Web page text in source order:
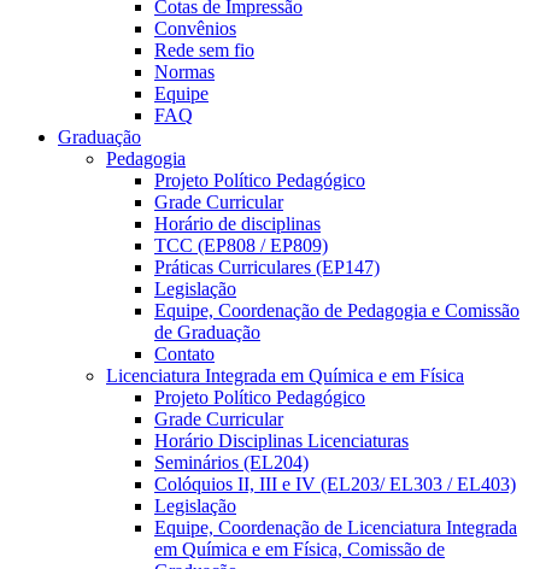
Cotas de Impressão
Convênios
Rede sem fio
Normas
Equipe
FAQ
Graduação
Pedagogia
Projeto Político Pedagógico
Grade Curricular
Horário de disciplinas
TCC (EP808 / EP809)
Práticas Curriculares (EP147)
Legislação
Equipe, Coordenação de Pedagogia e Comissão
de Graduação
Contato
Licenciatura Integrada em Química e em Física
Projeto Político Pedagógico
Grade Curricular
Horário Disciplinas Licenciaturas
Seminários (EL204)
Colóquios II, III e IV (EL203/ EL303 / EL403)
Legislação
Equipe, Coordenação de Licenciatura Integrada
em Química e em Física, Comissão de